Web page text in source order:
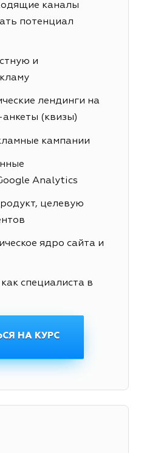
каналы
потенциал
и
лендинги на
(квизы)
кампании
Analytics
целевую
ядро сайта и
специалиста в
НА КУРС